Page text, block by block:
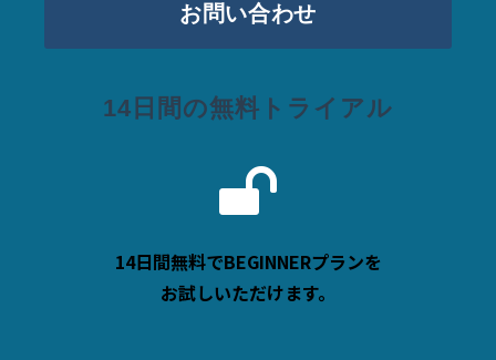
お問い合わせ
14日間の無料トライアル
14日間無料でBEGINNERプランを
お試しいただけます。